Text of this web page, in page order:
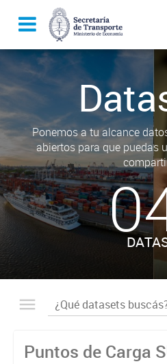
Ponemos a tu alcance
abiertos para que puedas
Puntos de Carga